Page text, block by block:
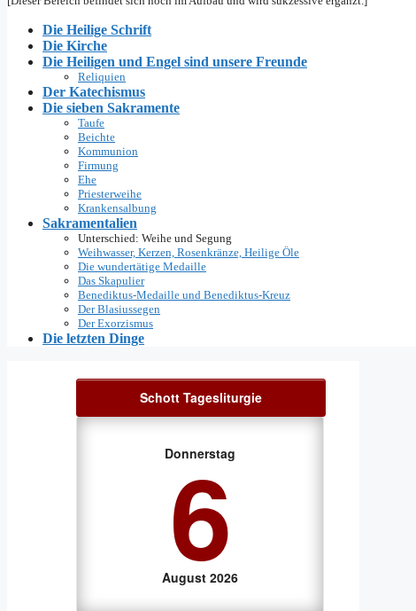
Die Heilige Schrift
Die Kirche
Die Heiligen und Engel sind unsere Freunde
Reliquien
Der Katechismus
Die sieben Sakramente
Taufe
Beichte
Kommunion
Firmung
Ehe
Priesterweihe
Krankensalbung
Sakramentalien
Unterschied: Weihe und Segung
Weihwasser, Kerzen, Rosenkränze, Heilige Öle
Die wundertätige Medaille
Das Skapulier
Benediktus-Medaille und Benediktus-Kreuz
Der Blasiussegen
Der Exorzismus
Die letzten Dinge
Schott Tagesliturgie
Donnerstag
6
August 2026